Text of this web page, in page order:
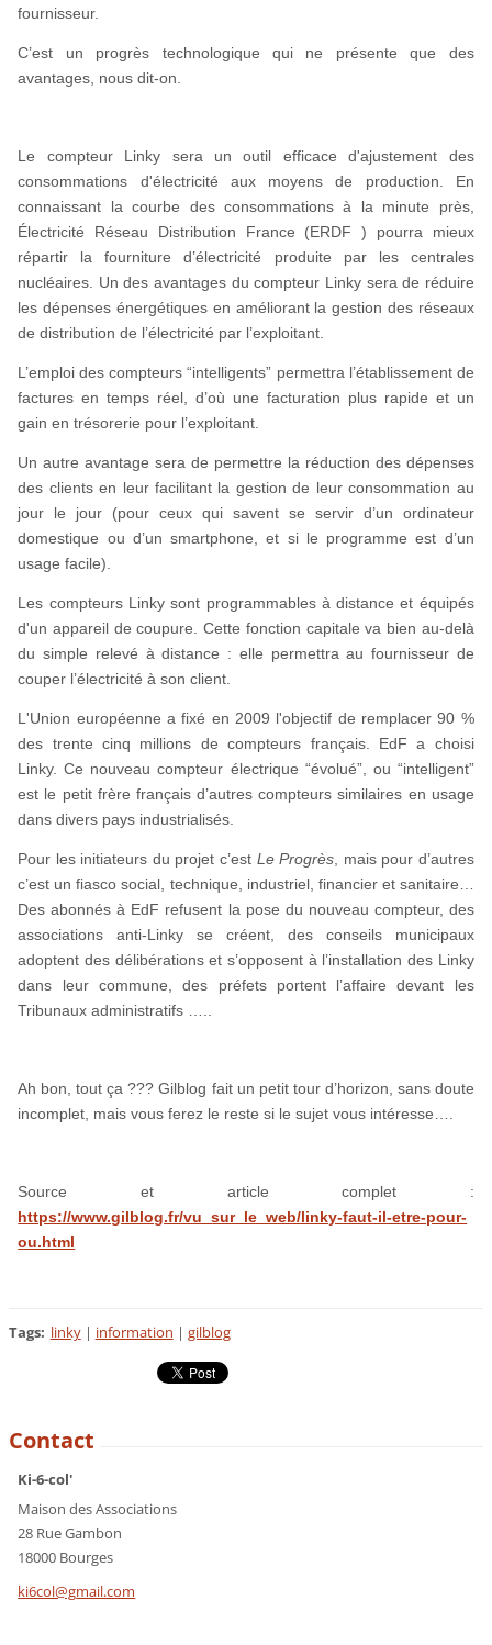
fournisseur.
C’est un progrès technologique qui ne présente que des
avantages, nous dit-on.
Le compteur Linky sera un outil efficace d'ajustement des
consommations d'électricité aux moyens de production. En
connaissant la courbe des consommations à la minute près,
Électricité Réseau Distribution France (ERDF ) pourra mieux
répartir la fourniture d’électricité produite par les centrales
nucléaires. Un des avantages du compteur Linky sera de réduire
les dépenses énergétiques en améliorant la gestion des réseaux
de distribution de l’électricité par l’exploitant.
L’emploi des compteurs “intelligents” permettra l’établissement de
factures en temps réel, d’où une facturation plus rapide et un
gain en trésorerie pour l’exploitant.
Un autre avantage sera de permettre la réduction des dépenses
des clients en leur facilitant la gestion de leur consommation au
jour le jour (pour ceux qui savent se servir d’un ordinateur
domestique ou d’un smartphone, et si le programme est d’un
usage facile).
Les compteurs Linky sont programmables à distance et équipés
d'un appareil de coupure. Cette fonction capitale va bien au-delà
du simple relevé à distance : elle permettra au fournisseur de
couper l’électricité à son client.
L'Union européenne a fixé en 2009 l'objectif de remplacer 90 %
des trente cinq millions de compteurs français. EdF a choisi
Linky. Ce nouveau compteur électrique “évolué”, ou “intelligent”
est le petit frère français d’autres compteurs similaires en usage
dans divers pays industrialisés.
Pour les initiateurs du projet c’est Le Progrès , mais pour d’autres
c’est un fiasco social, technique, industriel, financier et sanitaire…
Des abonnés à EdF refusent la pose du nouveau compteur, des
associations anti-Linky se créent, des conseils municipaux
adoptent des délibérations et s’opposent à l’installation des Linky
dans leur commune, des préfets portent l’affaire devant les
Tribunaux administratifs …..
Ah bon, tout ça ??? Gilblog fait un petit tour d’horizon, sans doute
incomplet, mais vous ferez le reste si le sujet vous intéresse….
Source et article complet :
https://www.gilblog.fr/vu_sur_le_web/linky-faut-il-etre-pour-
ou.html
Tags: linky | information | gilblog
Contact
Ki-6-col'
Maison des Associations
28 Rue Gambon
18000 Bourges
ki6col@gmail.com